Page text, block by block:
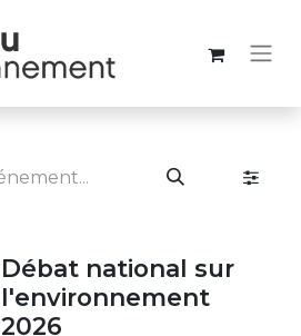
Débat national sur
l'environnement
2026